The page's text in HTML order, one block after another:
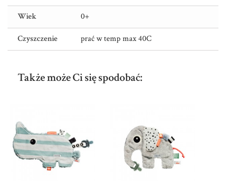
Wiek 0+
Czyszczenie prać w temp max 40C
Także może Ci się spodobać: